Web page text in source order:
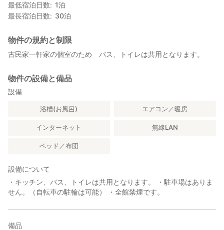
最低宿泊日数
1泊
最長宿泊日数
30泊
物件の規約と制限
古民家一軒家の個室のため バス、トイレは共用となります。
物件の設備と備品
設備
浴槽(お風呂) エアコン／暖房
インターネット 無線LAN
ベッド／布団
設備について
・キッチン、バス、トイレは共用となります。 ・駐車場はありま
せん。（自転車の駐輪は可能） ・全館禁煙です。
備品